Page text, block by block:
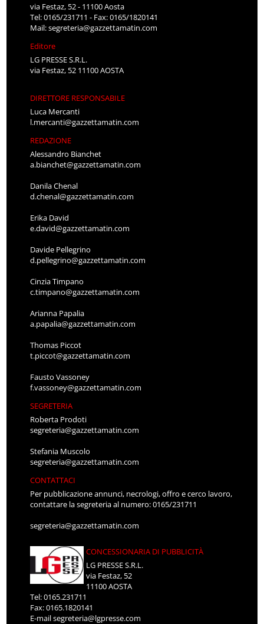
via Festaz, 52 - 11100 Aosta
Tel: 0165/231711 - Fax: 0165/1820141
Mail:segreteria@gazzettamatin.com
Editore
LG PRESSE S.R.L.
via Festaz, 52 11100 AOSTA
DIRETTORE RESPONSABILE
Luca Mercanti
l.mercanti@gazzettamatin.com
REDAZIONE
Alessandro Bianchet
a.bianchet@gazzettamatin.com
Danila Chenal
d.chenal@gazzettamatin.com
Erika David
e.david@gazzettamatin.com
Davide Pellegrino
d.pellegrino@gazzettamatin.com
Cinzia Timpano
c.timpano@gazzettamatin.com
Arianna Papalia
a.papalia@gazzettamatin.com
Thomas Piccot
t.piccot@gazzettamatin.com
Fausto Vassoney
f.vassoney@gazzettamatin.com
SEGRETERIA
Roberta Prodoti
segreteria@gazzettamatin.com
Stefania Muscolo
segreteria@gazzettamatin.com
CONTATTACI
Per pubblicazione annunci, necrologi, offro e cerco lavoro,
contattare la segreteria al numero: 0165/231711
segreteria@gazzettamatin.com
CONCESSIONARIA DI PUBBLICITÀ
LG PRESSE S.R.L.
via Festaz, 52
11100 AOSTA
Tel: 0165.231711
Fax: 0165.1820141
E-mailsegreteria@lgpresse.com